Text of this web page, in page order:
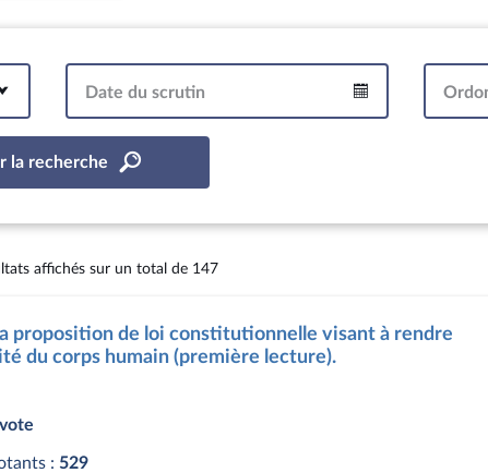
Date du scrutin
la recherche
affichés sur un total de 147
proposition de loi constitutionnelle visant à rendre
du corps humain (première lecture).
: 529